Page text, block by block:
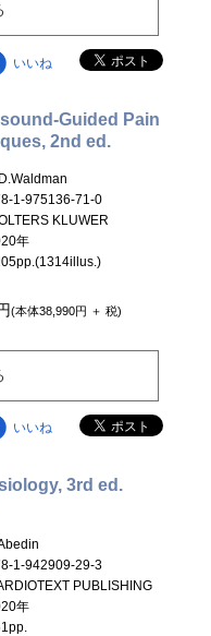
いいね
Guided Pain
2nd ed.
1-975136-71-0
KLUWER
年
(本体38,990円 ＋ 税)
いいね
3rd ed.
1-942909-29-3
PUBLISHING
年